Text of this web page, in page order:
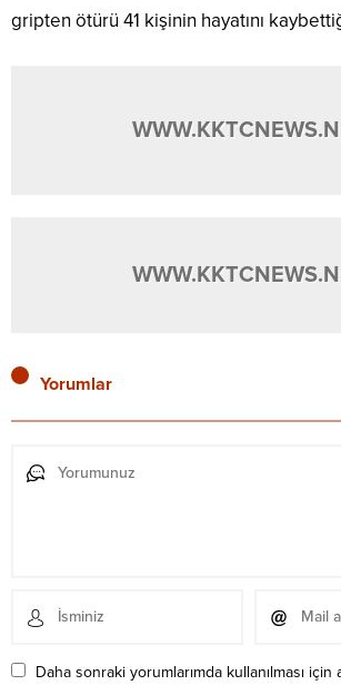
gripten ötürü 41 kişinin hayatını
Yorumlar
Daha sonraki yorumlarımda kullanılması için